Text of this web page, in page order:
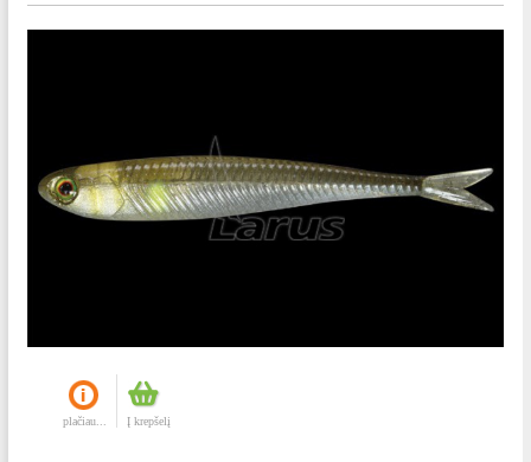
plačiau... Į krepšelį